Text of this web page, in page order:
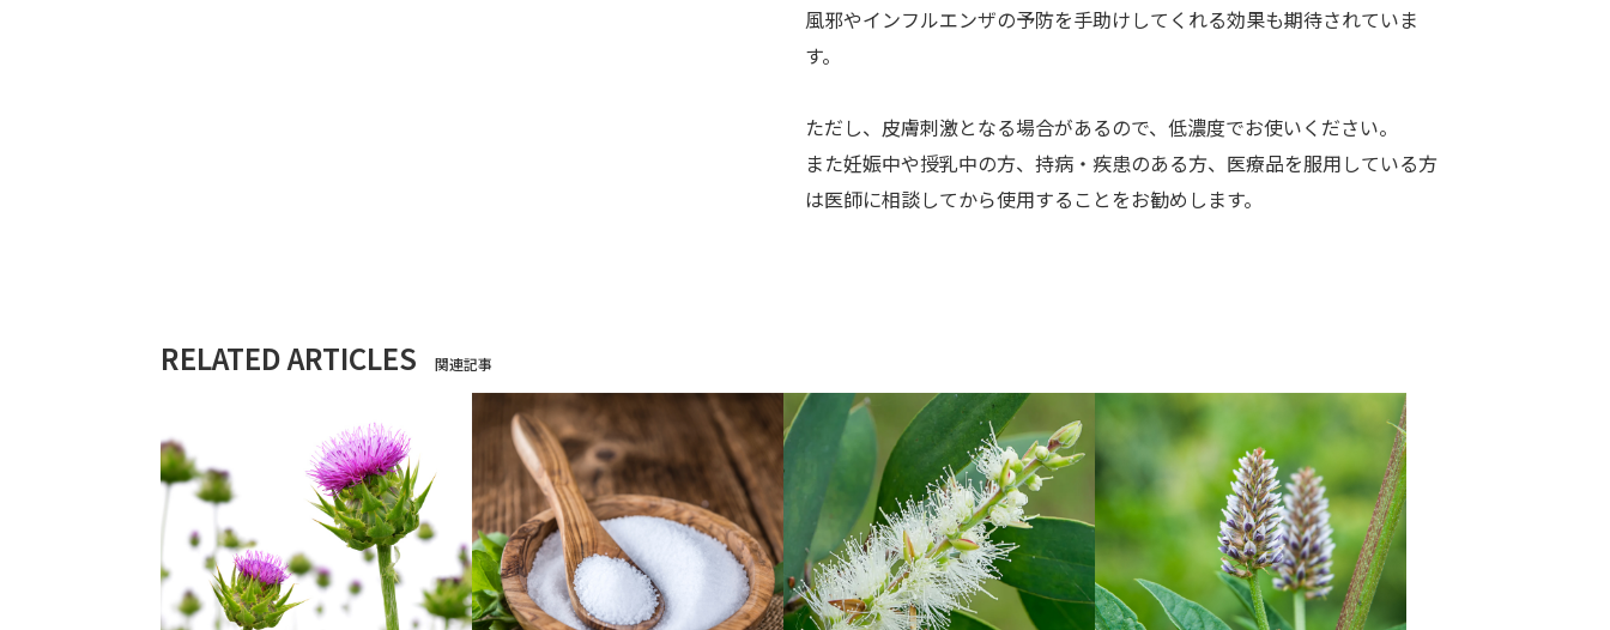
風邪やインフルエンザの予防を手助けしてくれる効果も期待されていま
す。
ただし、皮膚刺激となる場合があるので、低濃度でお使いください。
また妊娠中や授乳中の方、持病・疾患のある方、医療品を服用している方
は医師に相談してから使用することをお勧めします。
RELATED ARTICLES 関連記事